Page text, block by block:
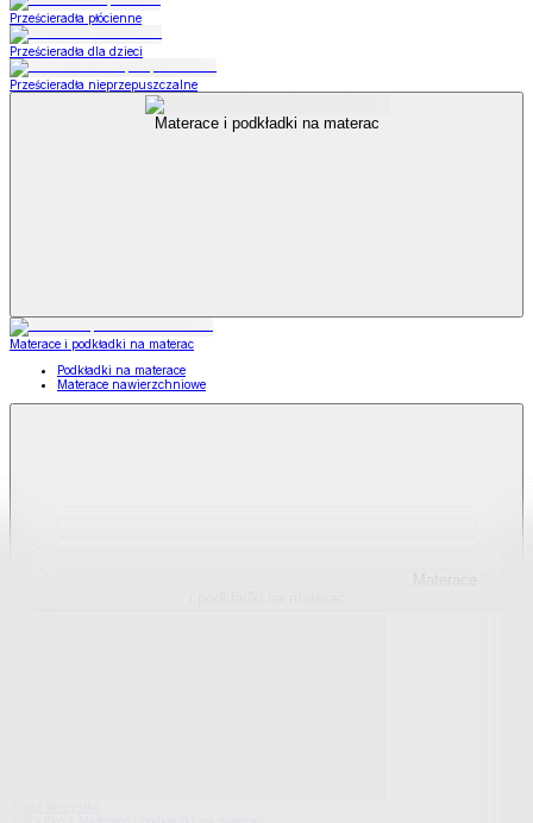
Prześcieradła płócienne
Prześcieradła dla dzieci
Prześcieradła nieprzepuszczalne
Materace i podkładki na materac
Materace i podkładki na materac
Podkładki na materace
Materace nawierzchniowe